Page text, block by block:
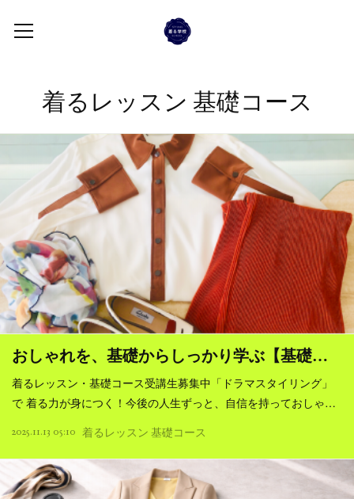
着るレッスン 基礎コース
おしゃれを、基礎からしっかり学ぶ【基礎…
着るレッスン・基礎コース受講生募集中「ドラマスタイリング」
で 着る力が身につく！今後の人生ずっと、自信を持っておしゃ…
2025.11.13 05:10 着るレッスン 基礎コース